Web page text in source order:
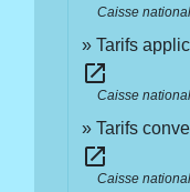
Caisse
Tarifs
open_in_new
Caisse
Tarifs
open_in_new
Caisse